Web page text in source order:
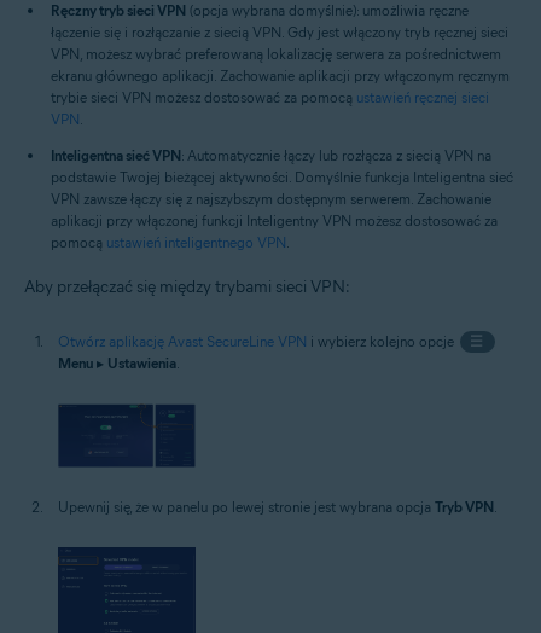
Ręczny tryb sieci VPN (opcja wybrana domyślnie): umożliwia ręczne
łączenie się i rozłączanie z siecią VPN. Gdy jest włączony tryb ręcznej sieci
VPN, możesz wybrać preferowaną lokalizację serwera za pośrednictwem
ekranu głównego aplikacji. Zachowanie aplikacji przy włączonym ręcznym
trybie sieci VPN możesz dostosować za pomocą ustawień ręcznej sieci
VPN.
Inteligentna sieć VPN: Automatycznie łączy lub rozłącza z siecią VPN na
podstawie Twojej bieżącej aktywności. Domyślnie funkcja Inteligentna sieć
VPN zawsze łączy się z najszybszym dostępnym serwerem. Zachowanie
aplikacji przy włączonej funkcji Inteligentny VPN możesz dostosować za
pomocą ustawień inteligentnego VPN.
Aby przełączać się między trybami sieci VPN:
Otwórz aplikację Avast SecureLine VPN i wybierz kolejno opcje
☰
Menu ▸ Ustawienia.
Upewnij się, że w panelu po lewej stronie jest wybrana opcja Tryb VPN.